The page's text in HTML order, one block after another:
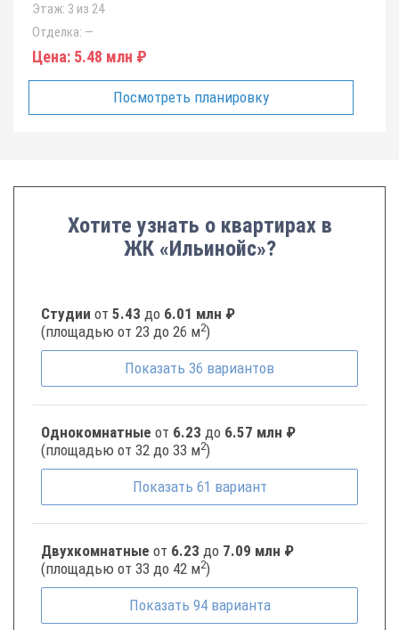
Этаж: 3 из 24
Отделка: —
Цена: 5.48 млн ₽
Посмотреть планировку
Хотите узнать о квартирах в
ЖК «Ильинойс»?
Студии от 5.43 до 6.01 млн ₽
(площадью от 23 до 26 м2)
Показать 36 вариантов
Однокомнатные от 6.23 до 6.57 млн ₽
(площадью от 32 до 33 м2)
Показать 61 вариант
Двухкомнатные от 6.23 до 7.09 млн ₽
(площадью от 33 до 42 м2)
Показать 94 варианта